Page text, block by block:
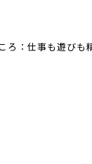
ろ：仕事も遊びも